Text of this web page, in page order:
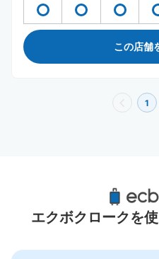
この店舗
1
長居駅周辺のおす
エクボクロークを